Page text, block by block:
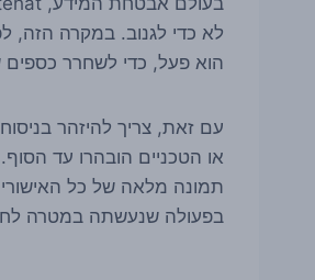
לא כדי לגנוב. במקרה הזה,
הוא פעל, כדי לשחרר כספים
או הטכניים הובהרו עד
תמונה מלאה של כל
בפעולה שנעשתה במטרה